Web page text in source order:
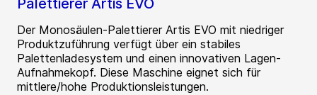
Palettierer Artis EVO
Der Monosäulen-Palettierer Artis EVO mit niedriger
Produktzuführung verfügt über ein stabiles
Palettenladesystem und einen innovativen Lagen-
Aufnahmekopf. Diese Maschine eignet sich für
mittlere/hohe Produktionsleistungen.